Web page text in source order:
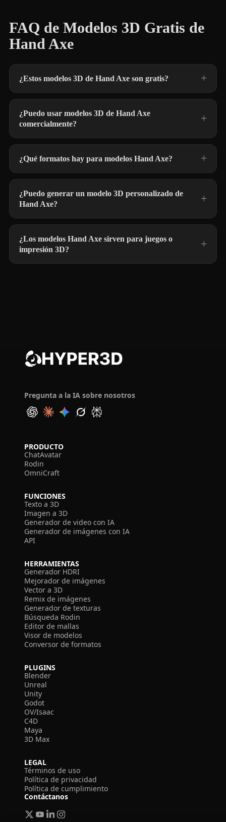
FAQ de Modelos 3D Gratis de
Hand Axe
¿Estos modelos 3D de Hand Axe son gratis?
¿Puedo usar modelos 3D de Hand Axe
comercialmente?
¿Qué formatos hay para modelos Hand Axe?
¿Puedo generar un modelo 3D personalizado de
Hand Axe?
¿Los modelos Hand Axe sirven para juegos o
impresión 3D?
Pregunta a la IA sobre nosotros
PRODUCTO
ChatAvatar
Rodin
OmniCraft
FUNCIONES
Texto a 3D
Imagen a 3D
Generador de video con IA
Generador de imágenes con IA
API
HERRAMIENTAS
Generador HDRI
Mejorador de imágenes
Vector a 3D
Remix de imágenes
Generador de texturas
Búsqueda Rodin
Editor de mallas
Visor de modelos
Conversor de formatos
PLUGINS
Blender
Unreal
Unity
Godot
OV/Isaac
C4D
Maya
3D Max
LEGAL
Términos de uso
Política de privacidad
Política de cumplimiento
Contáctanos